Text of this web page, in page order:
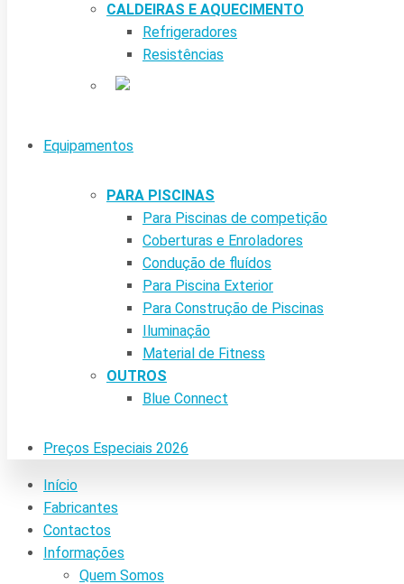
CALDEIRAS E AQUECIMENTO
Refrigeradores
Resistências
Equipamentos
PARA PISCINAS
Para Piscinas de competição
Coberturas e Enroladores
Condução de fluídos
Para Piscina Exterior
Para Construção de Piscinas
Iluminação
Material de Fitness
OUTROS
Blue Connect
Preços Especiais 2026
Início
Fabricantes
Contactos
Informações
Quem Somos